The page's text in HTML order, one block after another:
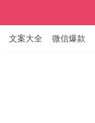
文案大全 微信爆款